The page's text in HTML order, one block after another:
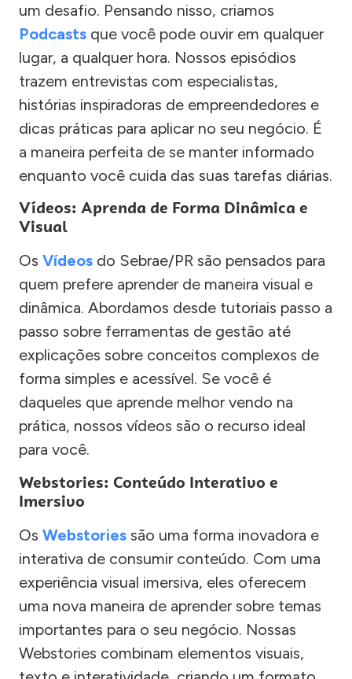
um desafio. Pensando nisso, criamos
Podcasts que você pode ouvir em qualquer
lugar, a qualquer hora. Nossos episódios
trazem entrevistas com especialistas,
histórias inspiradoras de empreendedores e
dicas práticas para aplicar no seu negócio. É
a maneira perfeita de se manter informado
enquanto você cuida das suas tarefas diárias.
Vídeos: Aprenda de Forma Dinâmica e
Visual
Os Vídeos do Sebrae/PR são pensados para
quem prefere aprender de maneira visual e
dinâmica. Abordamos desde tutoriais passo a
passo sobre ferramentas de gestão até
explicações sobre conceitos complexos de
forma simples e acessível. Se você é
daqueles que aprende melhor vendo na
prática, nossos vídeos são o recurso ideal
para você.
Webstories: Conteúdo Interativo e
Imersivo
Os Webstories são uma forma inovadora e
interativa de consumir conteúdo. Com uma
experiência visual imersiva, eles oferecem
uma nova maneira de aprender sobre temas
importantes para o seu negócio. Nossas
Webstories combinam elementos visuais,